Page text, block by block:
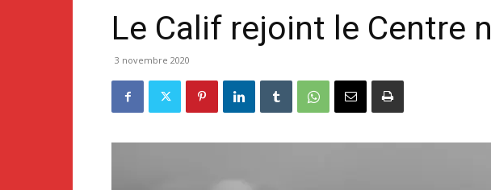
Le Calif rejoint le Centre
3 novembre 2020